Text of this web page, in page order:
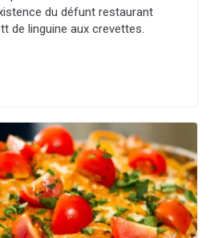
du défunt restaurant
de linguine aux crevettes.